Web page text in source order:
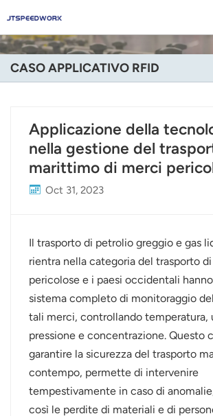
+86 -18681515767
English
Deutsch
Русский
Español
Português
Nederland
عربي
日语
한국어
CASO APPLICATIVO RFID
Applicazione della
nella gestione del
marittimo di merci
Oct 31, 2023
Il trasporto di petrolio greggio e gas
rientra nella categoria del trasporto
pericolose e i paesi occidentali
sistema completo di monitoraggio
tali merci, controllando temperatura,
pressione e concentrazione. Questo
garantire la sicurezza del trasporto
contempo, permette di intervenire
tempestivamente in caso di
così le perdite di materiali e di